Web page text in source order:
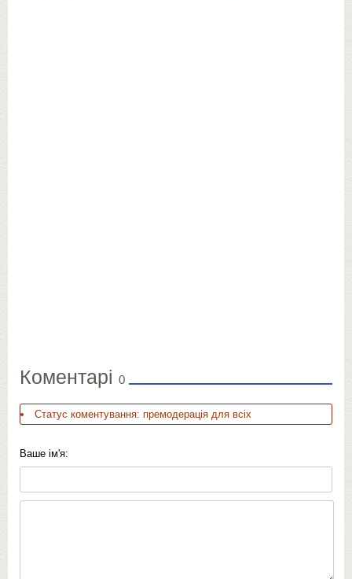
Коментарі 0
Статус коментування: премодерація для всіх
Ваше ім'я: